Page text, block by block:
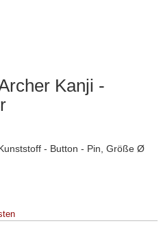
Kanji -
- Button - Pin, Größe Ø